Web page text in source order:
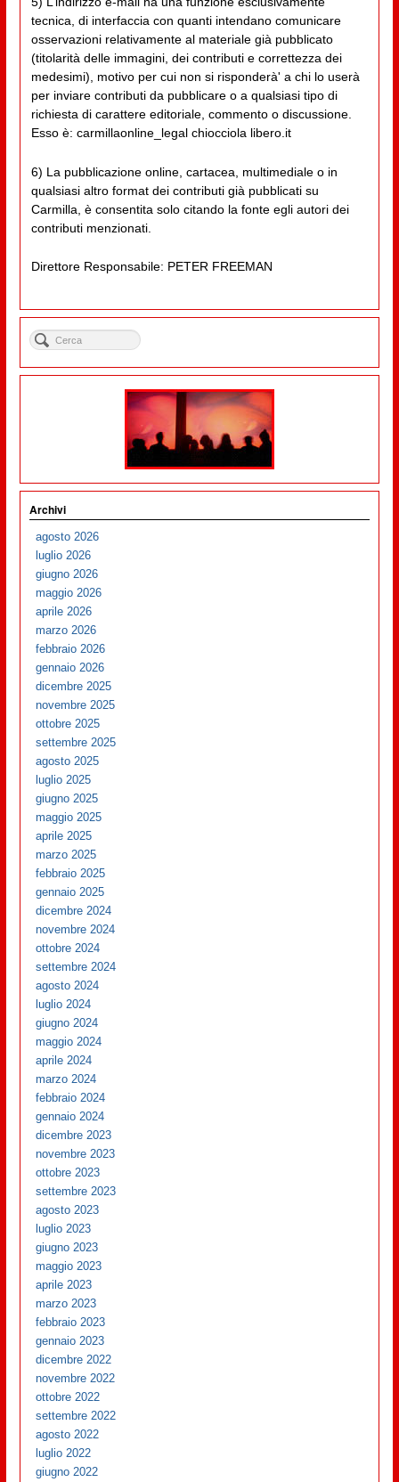
tecnica, di interfaccia con quanti intendano comunicare
osservazioni relativamente al materiale già pubblicato
(titolarità delle immagini, dei contributi e correttezza dei
medesimi), motivo per cui non si risponderà' a chi lo userà
per inviare contributi da pubblicare o a qualsiasi tipo di
richiesta di carattere editoriale, commento o discussione.
Esso è: carmillaonline_legal chiocciola libero.it
6) La pubblicazione online, cartacea, multimediale o in
qualsiasi altro format dei contributi già pubblicati su
Carmilla, è consentita solo citando la fonte egli autori dei
contributi menzionati.
Direttore Responsabile: PETER FREEMAN
Archivi
agosto 2026
luglio 2026
giugno 2026
maggio 2026
aprile 2026
marzo 2026
febbraio 2026
gennaio 2026
dicembre 2025
novembre 2025
ottobre 2025
settembre 2025
agosto 2025
luglio 2025
giugno 2025
maggio 2025
aprile 2025
marzo 2025
febbraio 2025
gennaio 2025
dicembre 2024
novembre 2024
ottobre 2024
settembre 2024
agosto 2024
luglio 2024
giugno 2024
maggio 2024
aprile 2024
marzo 2024
febbraio 2024
gennaio 2024
dicembre 2023
novembre 2023
ottobre 2023
settembre 2023
agosto 2023
luglio 2023
giugno 2023
maggio 2023
aprile 2023
marzo 2023
febbraio 2023
gennaio 2023
dicembre 2022
novembre 2022
ottobre 2022
settembre 2022
agosto 2022
luglio 2022
giugno 2022